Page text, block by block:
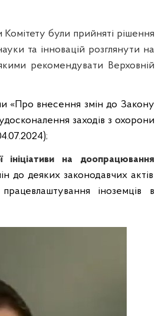
були прийняті рішення
та інновацій розглянути на
рекомендувати Верховній
«Про внесення змін до Закону
заходів з охорони
;
на доопрацювання
до деяких законодавчих актів
іноземців в